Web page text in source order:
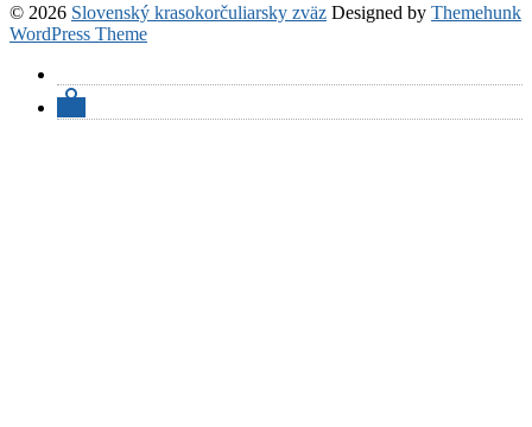
© 2026 Slovenský krasokorčuliarsky zväz Designed by Themehunk
WordPress Theme